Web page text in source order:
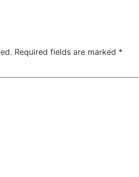
Required fields are marked *